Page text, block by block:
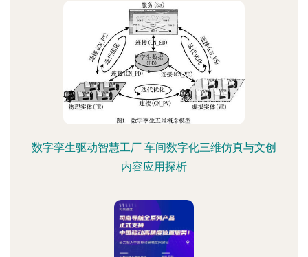
数字孪生驱动智慧工厂 车间数字化三维仿真与文创
内容应用探析